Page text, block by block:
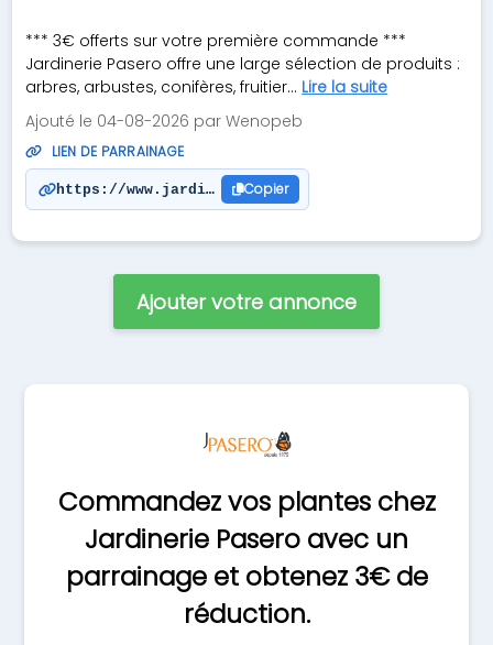
*** 3€ offerts sur votre première commande ***
Jardinerie Pasero offre une large sélection de produits :
arbres, arbustes, conifères, fruitier... Lire la suite
Ajouté le 04-08-2026 par Wenopeb
LIEN DE PARRAINAGE
https://www.jardineriepasero.com/?s=104731410
Copier
Ajouter votre annonce
Commandez vos plantes chez
Jardinerie Pasero avec un
parrainage et obtenez 3€ de
réduction.